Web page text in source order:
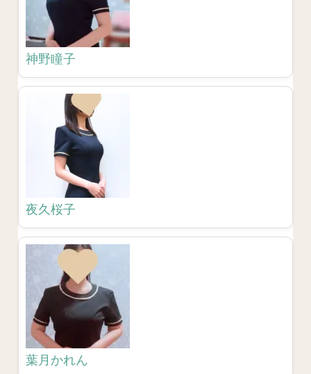
神野瞳子
夜久桜子
葉月かれん